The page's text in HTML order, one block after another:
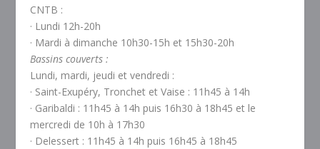
CNTB :
· Lundi 12h-20h
· Mardi à dimanche 10h30-15h et 15h30-20h
Bassins couverts :
Lundi, mardi, jeudi et vendredi :
· Saint-Exupéry, Tronchet et Vaise : 11h45 à 14h
· Garibaldi : 11h45 à 14h puis 16h30 à 18h45 et le
mercredi de 10h à 17h30
· Delessert : 11h45 à 14h puis 16h45 à 18h45